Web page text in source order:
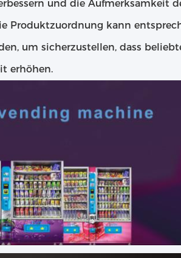
und die Aufmerksamkeit
Produktzuordnung kann
um sicherzustellen, dass
erhöhen.